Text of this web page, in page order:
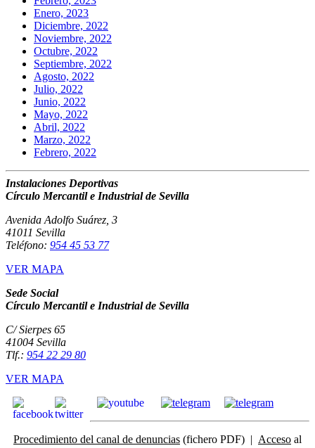
Enero, 2023
Diciembre, 2022
Noviembre, 2022
Octubre, 2022
Septiembre, 2022
Agosto, 2022
Julio, 2022
Junio, 2022
Mayo, 2022
Abril, 2022
Marzo, 2022
Febrero, 2022
Instalaciones Deportivas
Círculo Mercantil e Industrial de Sevilla
Avenida Adolfo Suárez, 3
41011 Sevilla
Teléfono: 954 45 53 77
VER MAPA
Sede Social
Círculo Mercantil e Industrial de Sevilla
C/ Sierpes 65
41004 Sevilla
Tlf.: 954 22 29 80
VER MAPA
Procedimiento del canal de denuncias (fichero PDF) | Acceso al